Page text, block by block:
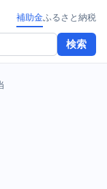
検索
補助金ふるさと納税